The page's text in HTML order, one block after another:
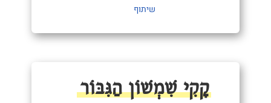
שיתוף
קָקִי שִׁמְשׁוֹן הַגִּבּוֹר